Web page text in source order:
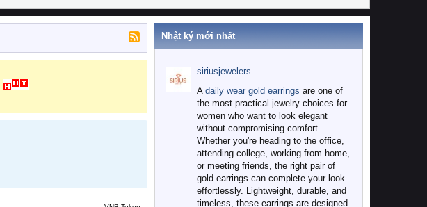
Nhật ký mới nhất
siriusjewelers
A daily wear gold earrings are one of
the most practical jewelry choices for
women who want to look elegant
without compromising comfort.
Whether you're heading to the office,
attending college, working from home,
or meeting friends, the right pair of
gold earrings can complete your look
effortlessly. Lightweight, durable, and
timeless, these earrings are designed